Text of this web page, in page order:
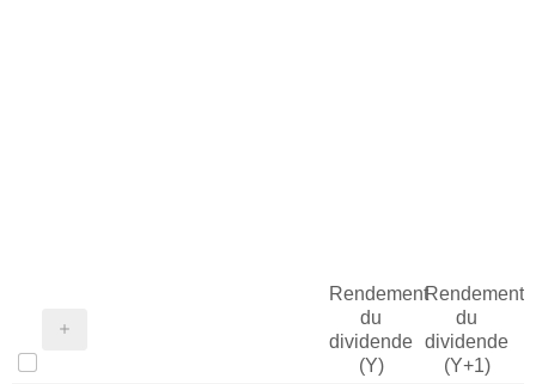
Rendement
du
dividende
(Y)
Rendement
du
dividende
(Y+1)